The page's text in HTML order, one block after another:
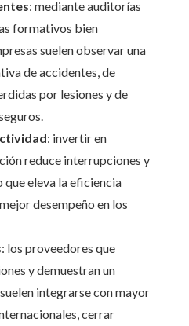
: mediante auditorías
formativos bien
suelen observar una
de accidentes, de
por lesiones y de
: invertir en
reduce interrupciones y
eleva la eficiencia
desempeño en los
: los proveedores que
y demuestran un
integrarse con mayor
cerrar